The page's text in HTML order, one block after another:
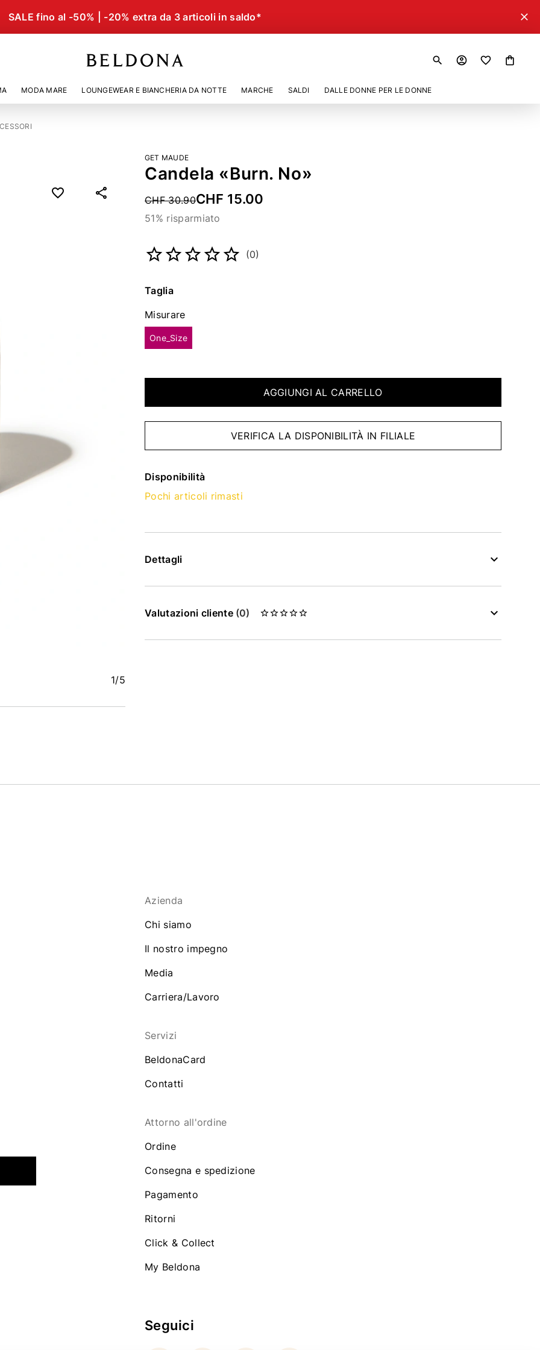
SALE fino al -50% | -20% extra da 3 articoli in saldo* close
search account_circle shopping_bag
MODA MARE LOUNGEWEAR E BIANCHERIA DA NOTTE MARCHE SALDI DALLE DONNE PER LE DONNE
1/5
GET MAUDE
Candela «Burn. No»
Price reduced from
CHF 30.90CHF 15.00
51% risparmiato
(0)
Taglia
Misurare
One_Size
AGGIUNGI AL CARRELLO
VERIFICA LA DISPONIBILITÀ IN FILIALE
Disponibilità
Pochi articoli rimasti
Dettagli
Valutazioni cliente (0)
Azienda
Chi siamo
Il nostro impegno
Media
Carriera/Lavoro
Servizi
BeldonaCard
Contatti
Attorno all'ordine
Ordine
Consegna e spedizione
Pagamento
Ritorni
Click & Collect
My Beldona
Seguici